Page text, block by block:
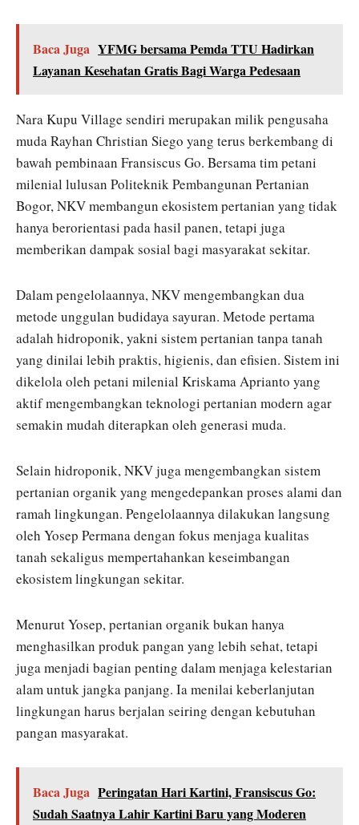
Baca Juga YFMG bersama Pemda TTU Hadirkan
Layanan Kesehatan Gratis Bagi Warga Pedesaan
Nara Kupu Village sendiri merupakan milik pengusaha
muda Rayhan Christian Siego yang terus berkembang di
bawah pembinaan Fransiscus Go. Bersama tim petani
milenial lulusan Politeknik Pembangunan Pertanian
Bogor, NKV membangun ekosistem pertanian yang tidak
hanya berorientasi pada hasil panen, tetapi juga
memberikan dampak sosial bagi masyarakat sekitar.
Dalam pengelolaannya, NKV mengembangkan dua
metode unggulan budidaya sayuran. Metode pertama
adalah hidroponik, yakni sistem pertanian tanpa tanah
yang dinilai lebih praktis, higienis, dan efisien. Sistem ini
dikelola oleh petani milenial Kriskama Aprianto yang
aktif mengembangkan teknologi pertanian modern agar
semakin mudah diterapkan oleh generasi muda.
Selain hidroponik, NKV juga mengembangkan sistem
pertanian organik yang mengedepankan proses alami dan
ramah lingkungan. Pengelolaannya dilakukan langsung
oleh Yosep Permana dengan fokus menjaga kualitas
tanah sekaligus mempertahankan keseimbangan
ekosistem lingkungan sekitar.
Menurut Yosep, pertanian organik bukan hanya
menghasilkan produk pangan yang lebih sehat, tetapi
juga menjadi bagian penting dalam menjaga kelestarian
alam untuk jangka panjang. Ia menilai keberlanjutan
lingkungan harus berjalan seiring dengan kebutuhan
pangan masyarakat.
Baca Juga Peringatan Hari Kartini, Fransiscus Go:
Sudah Saatnya Lahir Kartini Baru yang Moderen